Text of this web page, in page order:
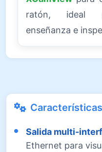
ratón, ideal
enseñanza e
Salida multi-
Ethernet para